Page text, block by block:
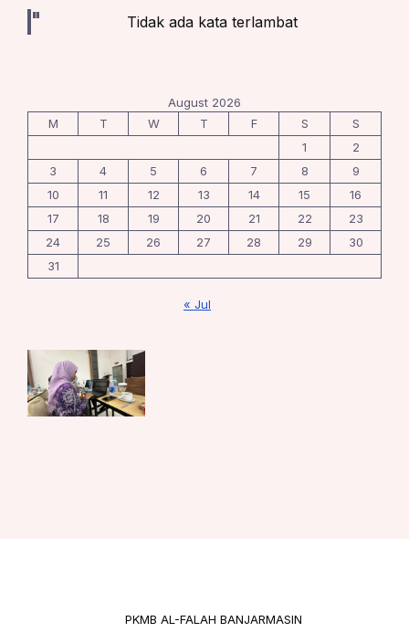
Tidak ada kata terlambat
August 2026
M
T W T F S
S
1
2
3
4 5 6 7 8
9
10
11 12 13 14 15
16
17
18 19 20 21 22
23
24
25 26 27 28 29
30
31
« Jul
PKMB AL-FALAH BANJARMASIN